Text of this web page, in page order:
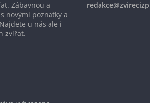
Zábavnou a
novými poznatky a
u nás ale i
zvířat.